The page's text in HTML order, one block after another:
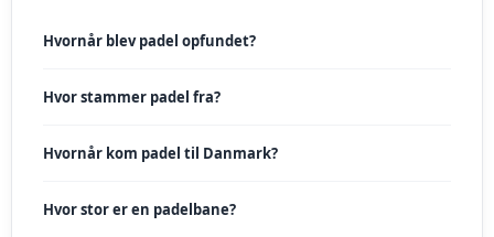
Hvornår blev padel opfundet?
Hvor stammer padel fra?
Hvornår kom padel til Danmark?
Hvor stor er en padelbane?